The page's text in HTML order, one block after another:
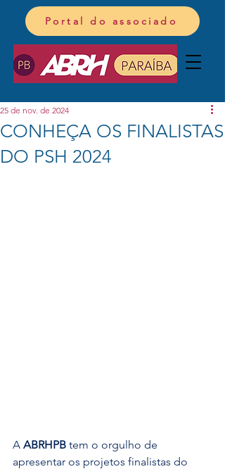
Portal do associado
CONHEÇA OS FINALISTAS
DO PSH 2024
25 de nov. de 2024
A ABRHPB tem o orgulho de
apresentar os projetos finalistas do